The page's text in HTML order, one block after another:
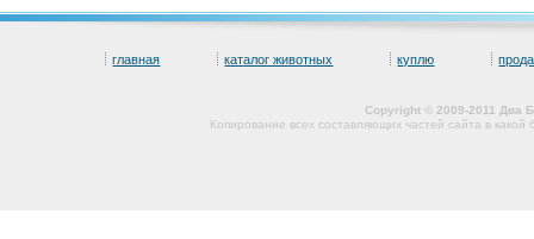
главная каталог животных куплю
Copyright © 2009-2011 Два
Копирование всех составляющих частей сайта в